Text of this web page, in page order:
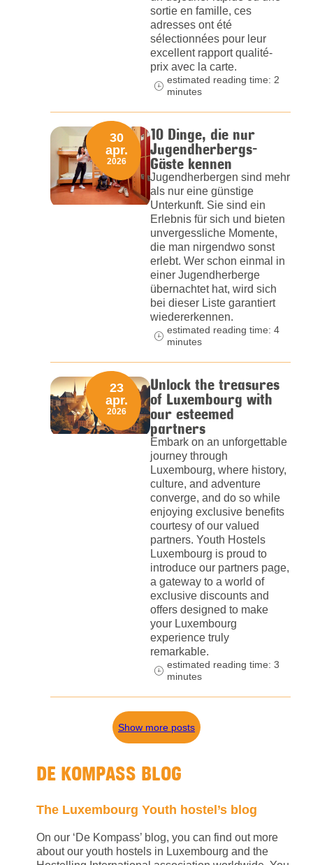
sortie en famille, ces
adresses ont été
sélectionnées pour leur
excellent rapport qualité-
prix avec la carte.
estimated reading time: 2
minutes
10 Dinge, die nur
Jugendherbergs-
Gäste kennen
Jugendherbergen sind mehr
als nur eine günstige
Unterkunft. Sie sind ein
Erlebnis für sich und bieten
unvergessliche Momente,
die man nirgendwo sonst
erlebt. Wer schon einmal in
einer Jugendherberge
übernachtet hat, wird sich
bei dieser Liste garantiert
wiedererkennen.
30
apr.
2026
estimated reading time: 4
minutes
Unlock the treasures
of Luxembourg with
our esteemed
partners
Embark on an unforgettable
journey through
Luxembourg, where history,
culture, and adventure
converge, and do so while
enjoying exclusive benefits
courtesy of our valued
partners. Youth Hostels
Luxembourg is proud to
introduce our partners page,
a gateway to a world of
exclusive discounts and
offers designed to make
your Luxembourg
experience truly
remarkable.
23
apr.
2026
estimated reading time: 3
minutes
Show more posts
DE KOMPASS BLOG
The Luxembourg Youth hostel’s blog
On our ‘De Kompass’ blog, you can find out more
about our youth hostels in Luxembourg and the